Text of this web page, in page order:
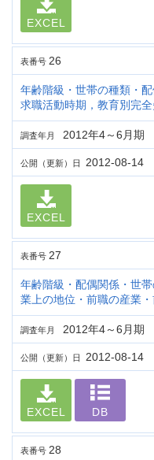
EXCEL
表番号 26
年齢階級・世帯の種類・
求職活動時期，教育別完
調査年月 2012年4～6月期
公開（更新）日 2012-08-14
EXCEL
表番号 27
年齢階級・配偶関係・世
業上の地位・前職の産業
調査年月 2012年4～6月期
公開（更新）日 2012-08-14
EXCEL DB
表番号 28